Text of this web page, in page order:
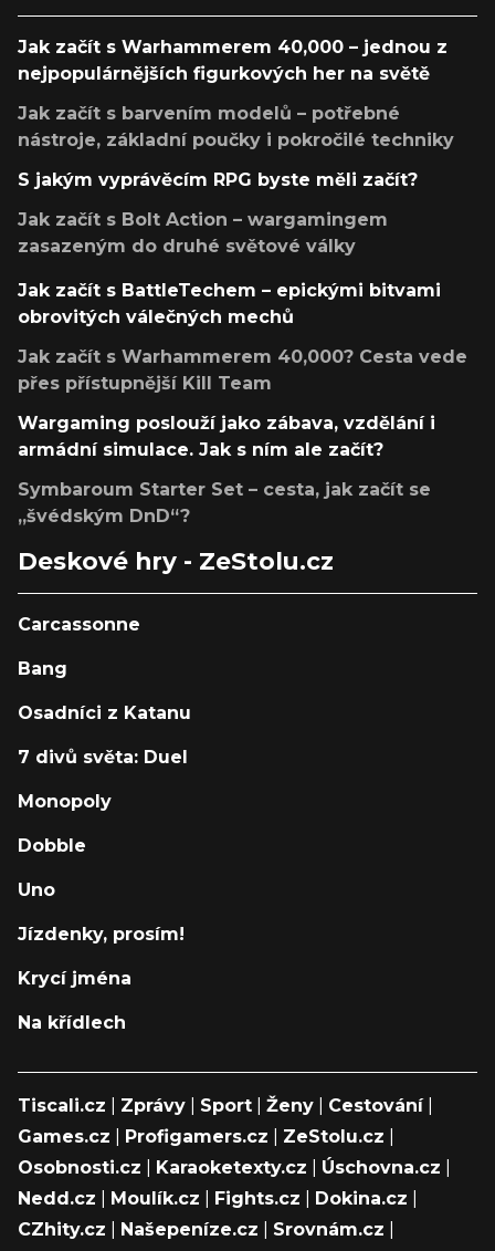
Jak začít s Warhammerem 40,000 – jednou z
nejpopulárnějších figurkových her na světě
Jak začít s barvením modelů – potřebné
nástroje, základní poučky i pokročilé techniky
S jakým vyprávěcím RPG byste měli začít?
Jak začít s Bolt Action – wargamingem
zasazeným do druhé světové války
Jak začít s BattleTechem – epickými bitvami
obrovitých válečných mechů
Jak začít s Warhammerem 40,000? Cesta vede
přes přístupnější Kill Team
Wargaming poslouží jako zábava, vzdělání i
armádní simulace. Jak s ním ale začít?
Symbaroum Starter Set – cesta, jak začít se
„švédským DnD“?
Deskové hry - ZeStolu.cz
Carcassonne
Bang
Osadníci z Katanu
7 divů světa: Duel
Monopoly
Dobble
Uno
Jízdenky, prosím!
Krycí jména
Na křídlech
Tiscali.cz Zprávy Sport Ženy Cestování|
Games.cz
Profigamers.cz ZeStolu.cz
Osobnosti.cz
Karaoketexty.cz Úschovna.cz
Nedd.cz
Moulík.cz Fights.cz Dokina.cz
CZhity.cz
Našepeníze.cz Srovnám.cz